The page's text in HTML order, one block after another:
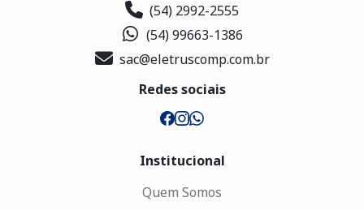
(54) 2992-2555
(54) 99663-1386
sac@eletruscomp.com.br
Redes sociais
Institucional
Quem Somos